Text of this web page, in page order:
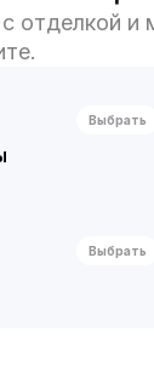
отделкой и
Выбрать
Выбрать